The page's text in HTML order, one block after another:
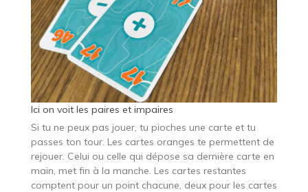
Ici on voit les paires et impaires
Si tu ne peux pas jouer, tu pioches une carte et tu
passes ton tour. Les cartes oranges te permettent de
rejouer. Celui ou celle qui dépose sa dernière carte en
main, met fin à la manche. Les cartes restantes
comptent pour un point chacune, deux pour les cartes